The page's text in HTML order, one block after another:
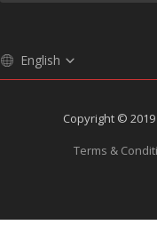
English
Copyright © 2019
Terms &